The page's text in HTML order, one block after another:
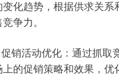
变化趋势，根据供求关
争力。
活动优化：通过抓取竞
上的促销策略和效果，